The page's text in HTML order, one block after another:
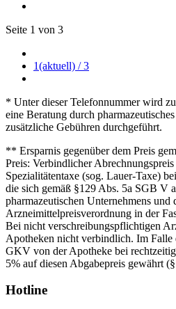
Seite 1 von 3
1(aktuell) / 3
* Unter dieser Telefonnummer wird
eine Beratung durch
zusätzliche Gebühren durchgeführt.
** Ersparnis gegenüber dem Preis
Preis: Verbindlicher
Spezialitätentaxe (sog. Lauer-Taxe)
die sich gemäß §129 Abs. 5a SGB V
pharmazeutischen Unternehmens und
Arzneimittelpreisverordnung in der
Bei nicht verschreibungspflichtigen
Apotheken nicht verbindlich. Im
GKV von der Apotheke bei
5% auf diesen Abgabepreis gewährt
Hotline